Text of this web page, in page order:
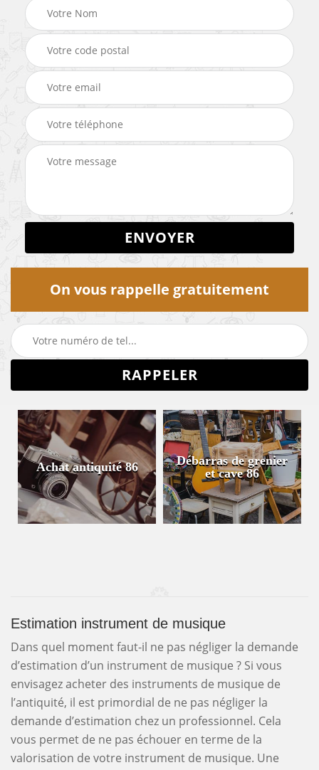
On vous rappelle gratuitement
Achat antiquité 86
Débarras de grenier
et cave 86
Estimation instrument de musique
Dans quel moment faut-il ne pas négliger la demande
d’estimation d’un instrument de musique ? Si vous
envisagez acheter des instruments de musique de
l’antiquité, il est primordial de ne pas négliger la
demande d’estimation chez un professionnel. Cela
vous permet de ne pas échouer en terme de la
valorisation de votre instrument de musique. Une